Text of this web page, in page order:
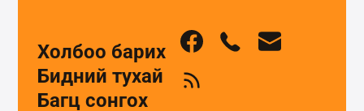
Холбоо барих
Бидний тухай
Багц сонгох